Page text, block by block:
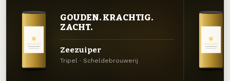
GOUDEN. KRACHTIG.
ZACHT.
Zeezuiper
Tripel · Scheldebrouwerij